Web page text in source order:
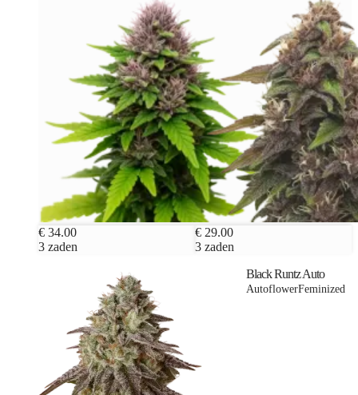
€ 34.00
3 zaden
€ 29.00
3 zaden
Black Runtz Auto
AutoflowerFeminized